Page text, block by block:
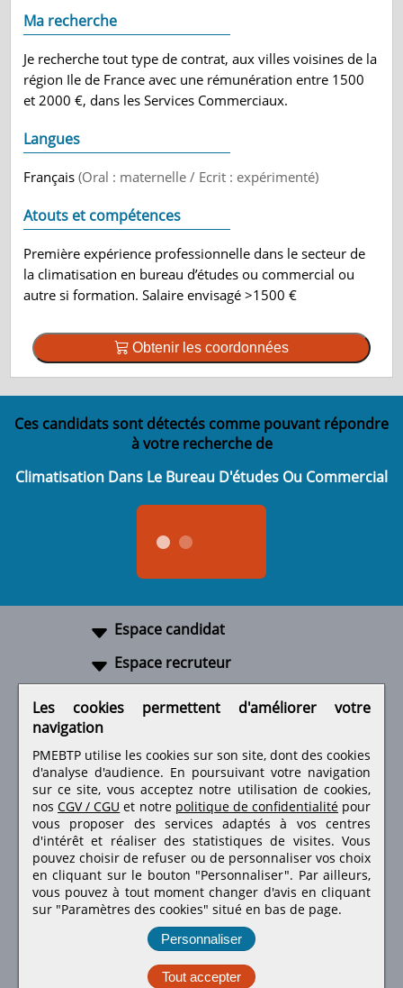
Ma recherche
Je recherche tout type de contrat, aux villes voisines de la
région Ile de France avec une rémunération entre 1500
et 2000 €, dans les Services Commerciaux.
Langues
Français(Oral : maternelle / Ecrit : expérimenté)
Atouts et compétences
Première expérience professionnelle dans le secteur de
la climatisation en bureau d’études ou commercial ou
autre si formation. Salaire envisagé >1500 €
Obtenir les coordonnées
Ces candidats sont détectés comme pouvant répondre
à votre recherche de
Climatisation Dans Le Bureau D'études Ou Commercial
Espace candidat
Espace recruteur
Retrouvez-nous sur les réseaux sociaux
Les cookies permettent d'améliorer votre
navigation
PMEBTP utilise les cookies sur son site, dont des cookies
d'analyse d'audience. En poursuivant votre navigation
sur ce site, vous acceptez notre utilisation de cookies,
nos CGV / CGU et notre politique de confidentialité pour
vous proposer des services adaptés à vos centres
d'intérêt et réaliser des statistiques de visites.Vous
pouvez choisir de refuser ou de personnaliser vos choix
en cliquant sur le bouton "Personnaliser". Par ailleurs,
vous pouvez à tout moment changer d'avis en cliquant
sur "Paramètres des cookies" situé en bas de page.
Personnaliser
Tout accepter